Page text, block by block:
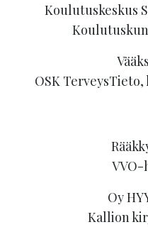
Koulutuskeskus
OSK
Oy
Kallion